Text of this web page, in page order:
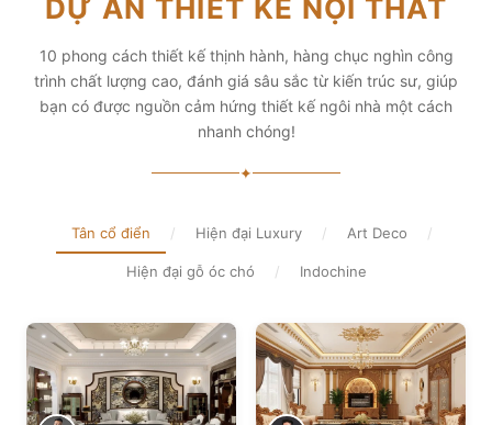
diện tích và thẩm mỹ
Xem chi tiết
DỰ ÁN THIẾT KẾ NỘI THẤT
10 phong cách thiết kế thịnh hành, hàng chục nghìn công
trình chất lượng cao, đánh giá sâu sắc từ kiến trúc sư, giúp
bạn có được nguồn cảm hứng thiết kế ngôi nhà một cách
nhanh chóng!
✦
Tân cổ điển / Hiện đại Luxury / Art Deco /
Hiện đại gỗ óc chó / Indochine